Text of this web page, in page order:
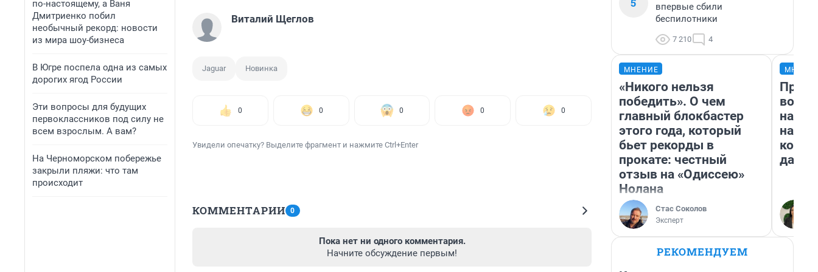
по-настоящему, а Ваня
Дмитриенко побил
необычный рекорд: новости
из мира шоу-бизнеса
В Югре поспела одна из самых
дорогих ягод России
Эти вопросы для будущих
первоклассников под силу не
всем взрослым. А вам?
На Черноморском побережье
закрыли пляжи: что там
происходит
Виталий Щеглов
Jaguar Новинка
0 0 0 0 0
Увидели опечатку? Выделите фрагмент и нажмите Ctrl+Enter
КОММЕНТАРИИ 0
Пока нет ни одного комментария.
Начните обсуждение первым!
впервые сбили
беспилотники
7 210 4
МНЕНИЕ
«Никого нельзя
победить». О чем
главный блокбастер
этого года, который
бьет рекорды в
прокате: честный
отзыв на «Одиссею»
Нолана
Стас Соколов
Эксперт
нам
даже
РЕКОМЕНДУЕМ